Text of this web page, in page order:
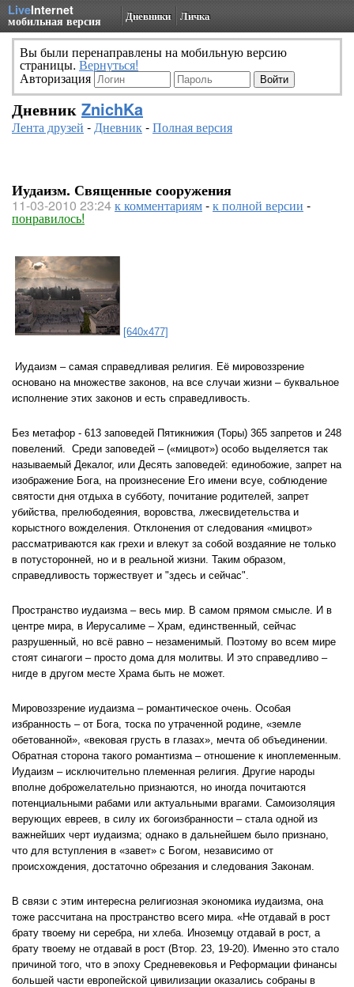
LiveInternet
мобильная версия Дневники Личка
Вы были перенаправлены на мобильную версию
страницы. Вернуться!
Авторизация
Дневник ZnichKa
Лента друзей -Дневник-Полная версия
Иудаизм. Священные сооружения
11-03-2010 23:24к комментариям-к полной версии -
понравилось!
[640x477]
Иудаизм – самая справедливая религия. Её мировоззрение
основано на множестве законов, на все случаи жизни – буквальное
исполнение этих законов и есть справедливость.
Без метафор - 613 заповедей Пятикнижия (Торы) 365 запретов и 248
повелений. Среди заповедей – («мицвот») особо выделяется так
называемый Декалог, или Десять заповедей: единобожие, запрет на
изображение Бога, на произнесение Его имени всуе, соблюдение
святости дня отдыха в субботу, почитание родителей, запрет
убийства, прелюбодеяния, воровства, лжесвидетельства и
корыстного вожделения. Отклонения от следования «мицвот»
рассматриваются как грехи и влекут за собой воздаяние не только
в потусторонней, но и в реальной жизни. Таким образом,
справедливость торжествует и "здесь и сейчас".
Пространство иудаизма – весь мир. В самом прямом смысле. И в
центре мира, в Иерусалиме – Храм, единственный, сейчас
разрушенный, но всё равно – незаменимый. Поэтому во всем мире
стоят синагоги – просто дома для молитвы. И это справедливо –
нигде в другом месте Храма быть не может.
Мировоззрение иудаизма – романтическое очень. Особая
избранность – от Бога, тоска по утраченной родине, «земле
обетованной», «вековая грусть в глазах», мечта об объединении.
Обратная сторона такого романтизма – отношение к иноплеменным.
Иудаизм – исключительно племенная религия. Другие народы
вполне доброжелательно признаются, но иногда почитаются
потенциальными рабами или актуальными врагами. Самоизоляция
верующих евреев, в силу их богоизбранности – стала одной из
важнейших черт иудаизма; однако в дальнейшем было признано,
что для вступления в «завет» с Богом, независимо от
происхождения, достаточно обрезания и следования Законам.
В связи с этим интересна религиозная экономика иудаизма, она
тоже рассчитана на пространство всего мира. «Не отдавай в рост
брату твоему ни серебра, ни хлеба. Иноземцу отдавай в рост, а
брату твоему не отдавай в рост (Втор. 23, 19-20). Именно это стало
причиной того, что в эпоху Средневековья и Реформации финансы
большей части европейской цивилизации оказались собраны в